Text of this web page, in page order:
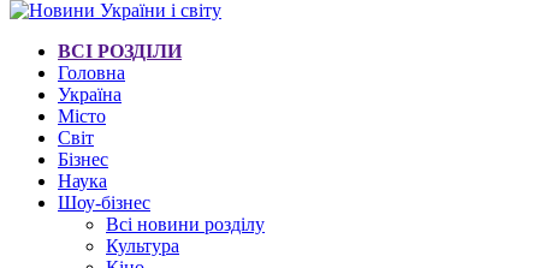
ВСІ РОЗДІЛИ
Головна
Україна
Місто
Світ
Бізнес
Наука
Шоу-бізнес
Всі новини розділу
Культура